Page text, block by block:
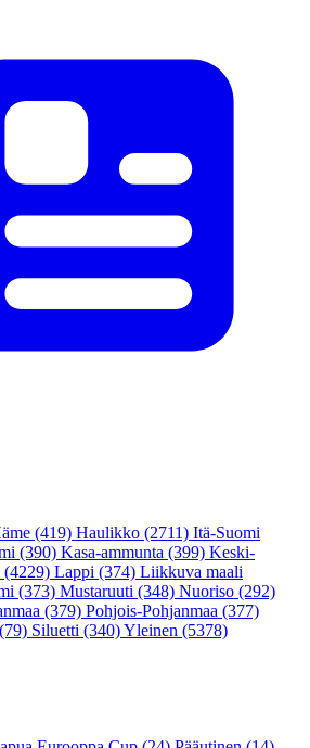
(419) Haulikko (2711) Itä-Suomi
(390) Kasa-ammunta (399) Keski-
(4229) Lappi (374) Liikkuva maali
(373) Mustaruuti (348) Nuoriso (292)
(379) Pohjois-Pohjanmaa (377)
(79) Siluetti (340)Yleinen (5378)